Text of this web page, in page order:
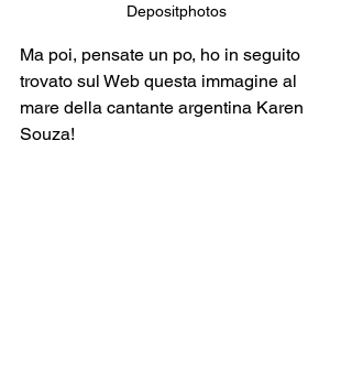
Depositphotos
Ma poi, pensate un po, ho in seguito
trovato sul Web questa immagine al
mare della cantante argentina Karen
Souza!